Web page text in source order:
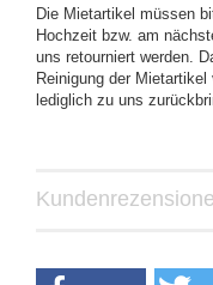
Die Mietartikel müssen
Hochzeit bzw. am
uns retourniert werden.
Reinigung der
lediglich zu uns